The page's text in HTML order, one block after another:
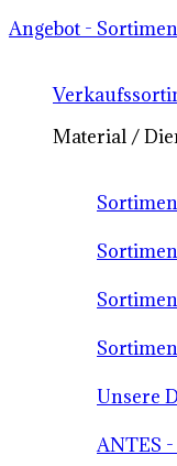
Angebot -
Material /
Unsere
ANTES